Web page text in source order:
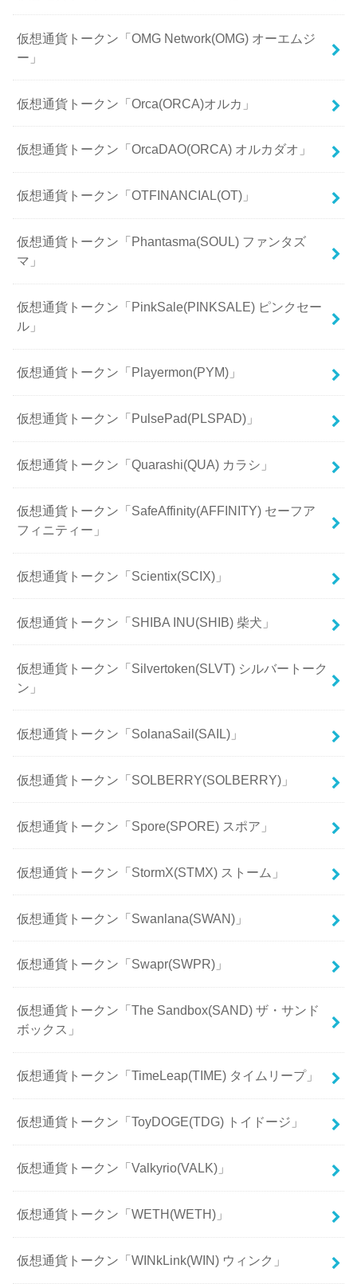
仮想通貨トークン「OMG Network(OMG) オーエムジ
ー」
仮想通貨トークン「Orca(ORCA)オルカ」
仮想通貨トークン「OrcaDAO(ORCA) オルカダオ」
仮想通貨トークン「OTFINANCIAL(OT)」
仮想通貨トークン「Phantasma(SOUL) ファンタズ
マ」
仮想通貨トークン「PinkSale(PINKSALE) ピンクセー
ル」
仮想通貨トークン「Playermon(PYM)」
仮想通貨トークン「PulsePad(PLSPAD)」
仮想通貨トークン「Quarashi(QUA) カラシ」
仮想通貨トークン「SafeAffinity(AFFINITY) セーフア
フィニティー」
仮想通貨トークン「Scientix(SCIX)」
仮想通貨トークン「SHIBA INU(SHIB) 柴犬」
仮想通貨トークン「Silvertoken(SLVT) シルバートーク
ン」
仮想通貨トークン「SolanaSail(SAIL)」
仮想通貨トークン「SOLBERRY(SOLBERRY)」
仮想通貨トークン「Spore(SPORE) スポア」
仮想通貨トークン「StormX(STMX) ストーム」
仮想通貨トークン「Swanlana(SWAN)」
仮想通貨トークン「Swapr(SWPR)」
仮想通貨トークン「The Sandbox(SAND) ザ・サンド
ボックス」
仮想通貨トークン「TimeLeap(TIME) タイムリープ」
仮想通貨トークン「ToyDOGE(TDG) トイドージ」
仮想通貨トークン「Valkyrio(VALK)」
仮想通貨トークン「WETH(WETH)」
仮想通貨トークン「WINkLink(WIN) ウィンク」